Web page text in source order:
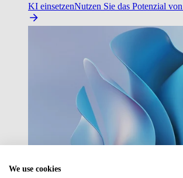
KI einsetzenNutzen Sie das Potenzial
We use cookies